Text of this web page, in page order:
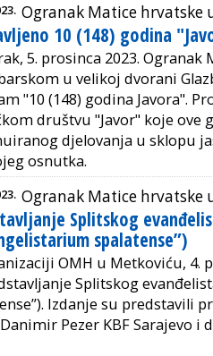
Ogranak Matice hrvatske
10 (148) godina
5. prosinca 2023. Ogranak
u velikoj dvorani
"10 (148) godina Javora".
društvu "Javor" koje ove
djelovanja u sklopu
osnutka.
Ogranak Matice hrvatske
Splitskog
spalatense”)
OMH u Metkoviću, 4.
Splitskog
Izdanje su predstavili
Pezer KBF Sarajevo i